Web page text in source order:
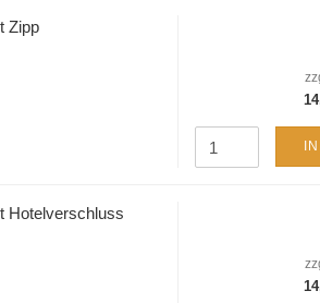
Zipp
Hotelverschluss